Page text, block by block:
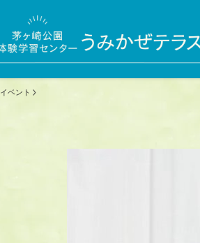
イベント